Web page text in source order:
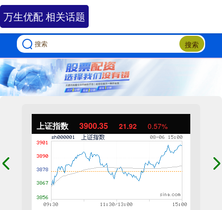
搜索
上证指数 3900.35 21.92 0.57%
万生优配 相关话题